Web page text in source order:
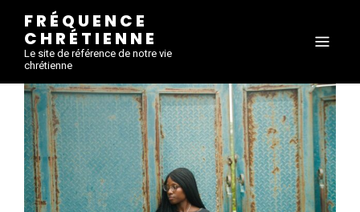
FRÉQUENCE
CHRÉTIENNE
Le site de référence de notre vie
chrétienne